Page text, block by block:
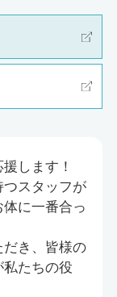
します！
スタッフが
に一番合っ
き、皆様の
たちの役